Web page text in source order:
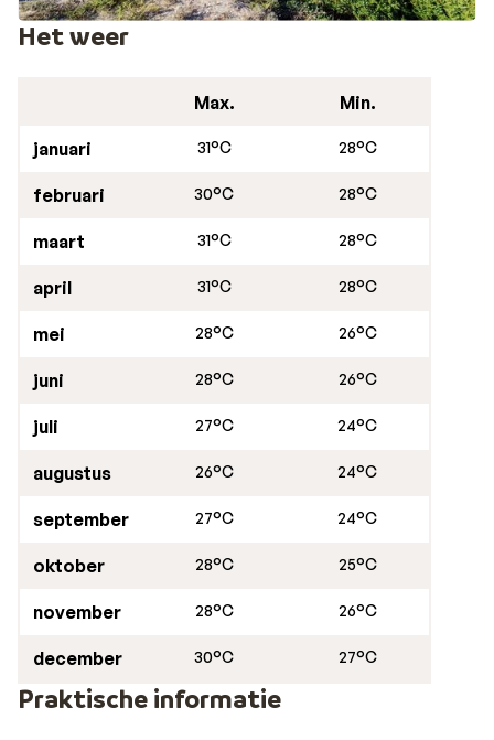
Het weer
Max. Min.
januari 31°C 28°C
februari 30°C 28°C
maart 31°C 28°C
april 31°C 28°C
mei 28°C 26°C
juni 28°C 26°C
juli 27°C 24°C
augustus 26°C 24°C
september 27°C 24°C
oktober 28°C 25°C
november 28°C 26°C
december 30°C 27°C
Praktische informatie